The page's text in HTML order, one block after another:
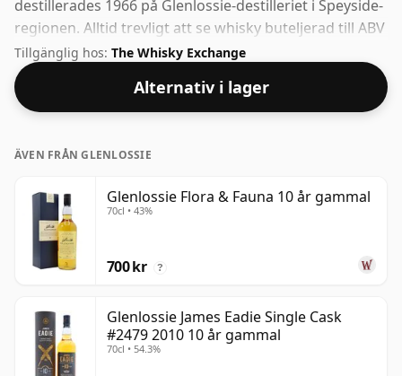
destillerades 1966 på Glenlossie-destilleriet i Speyside-
regionen. Alltid trevligt att se whisky buteljerad till ABV
46%, den här skickas i normal storlek på 75cl.
Tillgänglig hos: The Whisky Exchange
Alternativ i lager
ÄVEN FRÅN GLENLOSSIE
Glenlossie Flora & Fauna 10 år gammal
70cl • 43%
700 kr ?
Glenlossie James Eadie Single Cask
#2479 2010 10 år gammal
70cl • 54.3%